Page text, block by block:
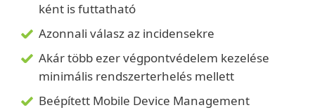
ként is futtatható
Azonnali válasz az incidensekre
Akár több ezer végpontvédelem kezelése
minimális rendszerterhelés mellett
Beépített Mobile Device Management